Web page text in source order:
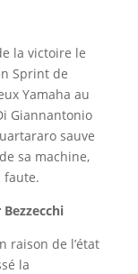
la victoire le
Sprint de
Yamaha au
Giannantonio
sauve
sa machine,
faute.
raison de l’état
la